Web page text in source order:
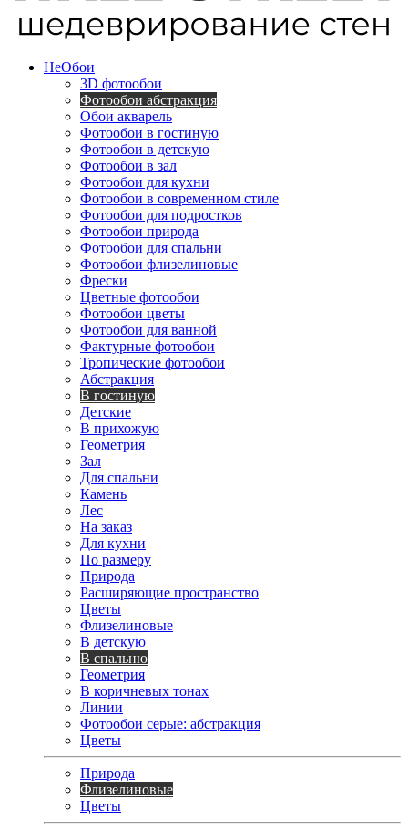
НеОбои
3D фотообои
Фотообои абстракция
Обои акварель
Фотообои в гостиную
Фотообои в детскую
Фотообои в зал
Фотообои для кухни
Фотообои в современном стиле
Фотообои для подростков
Фотообои природа
Фотообои для спальни
Фотообои флизелиновые
Фрески
Цветные фотообои
Фотообои цветы
Фотообои для ванной
Фактурные фотообои
Тропические фотообои
Абстракция
В гостиную
Детские
В прихожую
Геометрия
Зал
Для спальни
Камень
Лес
На заказ
Для кухни
По размеру
Природа
Расширяющие пространство
Цветы
Флизелиновые
В детскую
В спальню
Геометрия
В коричневых тонах
Линии
Фотообои серые: абстракция
Цветы
Природа
Флизелиновые
Цветы